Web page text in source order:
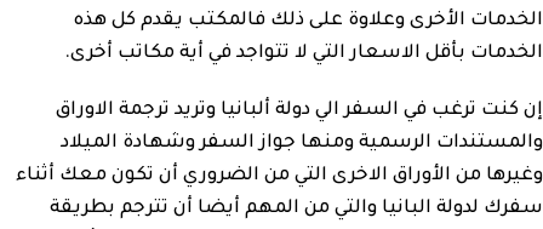
الخدمات الأخرى وعلاوة على ذلك فالمكتب يقدم كل هذه
الخدمات بأقل الاسعار التي لا تتواجد في أية مكاتب أخرى.
إن كنت ترغب في السفر الي دولة ألبانيا وتريد ترجمة الاوراق
والمستندات الرسمية ومنها جواز السفر وشهادة الميلاد
وغيرها من الأوراق الاخرى التي من الضروري أن تكون معك أثناء
سفرك لدولة البانيا والتي من المهم أيضا أن تترجم بطريقة